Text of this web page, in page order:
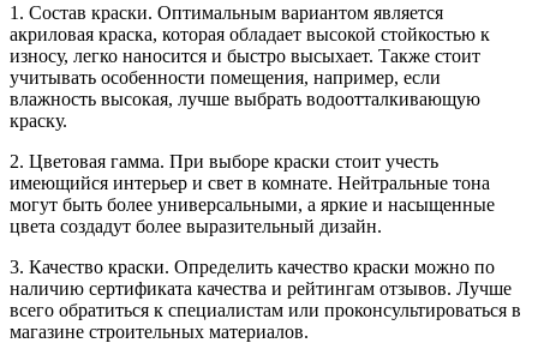
1. Состав краски. Оптимальным вариантом является
акриловая краска, которая обладает высокой стойкостью к
износу, легко наносится и быстро высыхает. Также стоит
учитывать особенности помещения, например, если
влажность высокая, лучше выбрать водоотталкивающую
краску.
2. Цветовая гамма. При выборе краски стоит учесть
имеющийся интерьер и свет в комнате. Нейтральные тона
могут быть более универсальными, а яркие и насыщенные
цвета создадут более выразительный дизайн.
3. Качество краски. Определить качество краски можно по
наличию сертификата качества и рейтингам отзывов. Лучше
всего обратиться к специалистам или проконсультироваться в
магазине строительных материалов.